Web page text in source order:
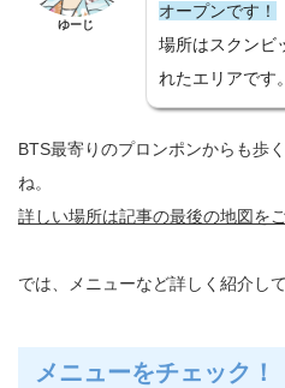
ゆーじ
オープンです！
場所はスクンビ
れたエリアです。
BTS最寄りのプロンポンからも歩
ね。
詳しい場所は記事の最後の地図を
では、メニューなど詳しく紹介し
メニューをチェック！